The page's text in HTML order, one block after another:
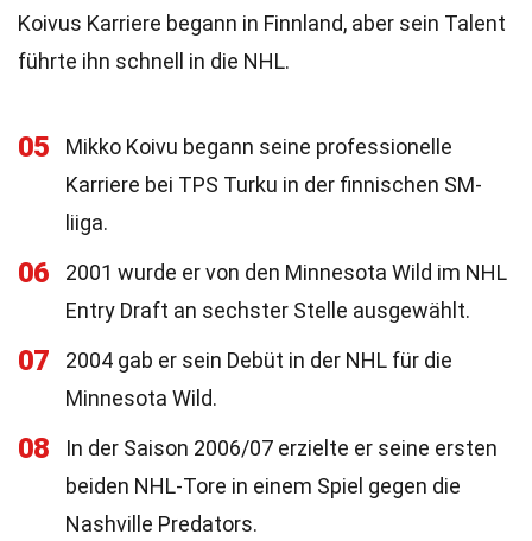
Koivus Karriere begann in Finnland, aber sein Talent
führte ihn schnell in die NHL.
05
Mikko Koivu begann seine professionelle
Karriere bei TPS Turku in der finnischen SM-
liiga.
06
2001 wurde er von den Minnesota Wild im NHL
Entry Draft an sechster Stelle ausgewählt.
07
2004 gab er sein Debüt in der NHL für die
Minnesota Wild.
08
In der Saison 2006/07 erzielte er seine ersten
beiden NHL-Tore in einem Spiel gegen die
Nashville Predators.